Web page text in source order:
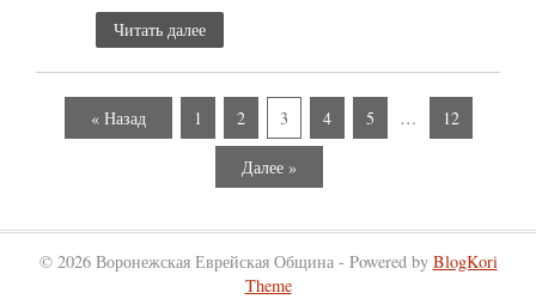
Читать далее
« Назад 1 2 3 4 5 … 12
Далее »
© 2026 Воронежская Еврейская Община - Powered by BlogKori
Theme